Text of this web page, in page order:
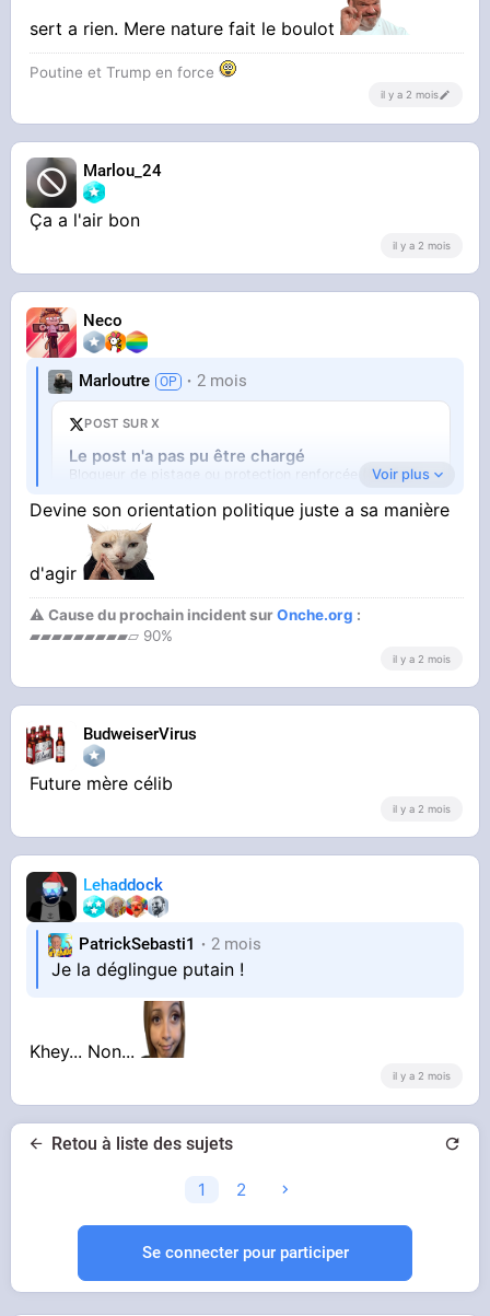
sert a rien. Mere nature fait le boulot
Poutine et Trump en force
il y a 2 mois
Marlou_24
Ça a l'air bon
il y a 2 mois
Neco
Marloutre 2 mois
POST SUR X
Le post n'a pas pu être chargé
Bloqueur de pistage ou protection renforcée (Firefox).
Ouvrir sur X↗
Voir plus
Devine son orientation politique juste a sa manière
d'agir
⚠ Cause du prochain incident surOnche.org :
▰▰▰▰▰▰▰▰▰▱ 90%
il y a 2 mois
BudweiserVirus
Future mère célib
il y a 2 mois
Lehaddock
PatrickSebasti1 2 mois
Je la déglingue putain !
Khey... Non...
il y a 2 mois
Retou à liste des sujets
1 2
Se connecter pour participer